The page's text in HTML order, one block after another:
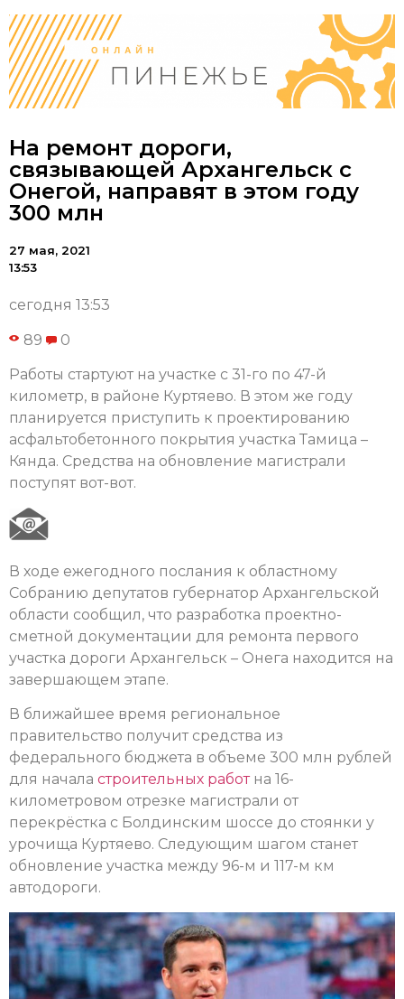
На ремонт дороги,
связывающей Архангельск с
Онегой, направят в этом году
300 млн
27 мая, 2021
13:53
сегодня 13:53
89 0
Работы стартуют на участке с 31-го по 47-й
километр, в районе Куртяево. В этом же году
планируется приступить к проектированию
асфальтобетонного покрытия участка Тамица –
Кянда. Средства на обновление магистрали
поступят вот-вот.
В ходе ежегодного послания к областному
Собранию депутатов губернатор Архангельской
области сообщил, что разработка проектно-
сметной документации для ремонта первого
участка дороги Архангельск – Онега находится на
завершающем этапе.
В ближайшее время региональное
правительство получит средства из
федерального бюджета в объеме 300 млн рублей
для начала строительных работна 16-
километровом отрезке магистрали от
перекрёстка с Болдинским шоссе до стоянки у
урочища Куртяево. Следующим шагом станет
обновление участка между 96-м и 117-м км
автодороги.